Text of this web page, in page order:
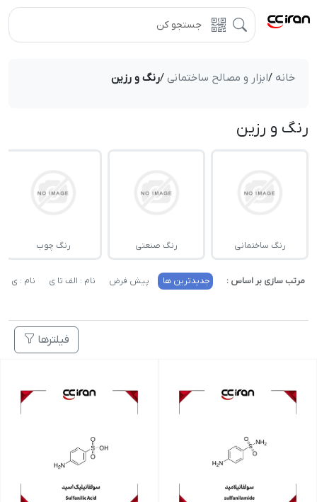
خانه /ابزار و مصالح ساختمانی /رنگ و رزین
رنگ و رزین
رنگ ساختمانی رنگ صنعتی رنگ چوب
مرتب سازی بر اساس : جدیدترین ها پیش فرض نام : الف تا ی نام : ی
فیلترها